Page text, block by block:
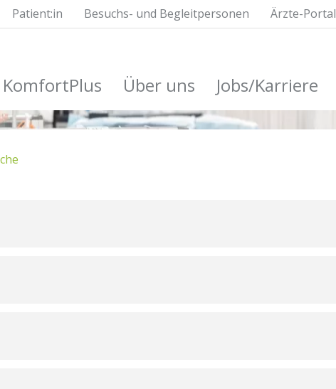
Ärzte-Portal
Besuchs- und Begleitpersonen
Patient:in
KomfortPlus Über uns Jobs/Karriere